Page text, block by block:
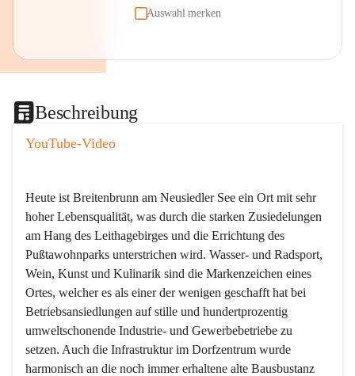
Auswahl merken
Beschreibung
YouTube-Video
Heute ist Breitenbrunn am Neusiedler See ein Ort mit sehr
hoher Lebensqualität, was durch die starken Zusiedelungen
am Hang des Leithagebirges und die Errichtung des
Pußtawohnparks unterstrichen wird. Wasser- und Radsport,
Wein, Kunst und Kulinarik sind die Markenzeichen eines
Ortes, welcher es als einer der wenigen geschafft hat bei
Betriebsansiedlungen auf stille und hundertprozentig
umweltschonende Industrie- und Gewerbebetriebe zu
setzen. Auch die Infrastruktur im Dorfzentrum wurde
harmonisch an die noch immer erhaltene alte Bausbustanz